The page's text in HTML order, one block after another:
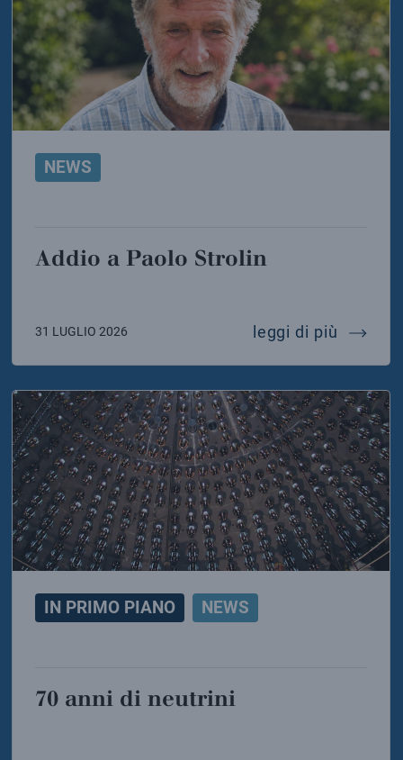
di solidarietà dell’infn e dell’inaf ai colleghi
NEWS
Addio a Paolo Strolin
31 LUGLIO 2026 leggi di più addio
IN PRIMO PIANO NEWS
70 anni di neutrini